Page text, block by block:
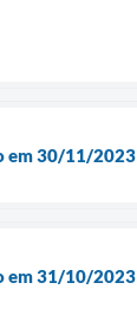
em 30/11/2023
em 31/10/2023